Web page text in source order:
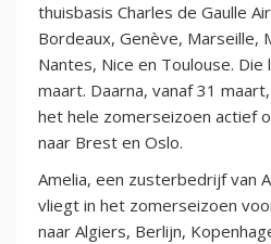
thuisbasis Charles de Gaulle
Bordeaux, Genève, Marseille,
Nantes, Nice en Toulouse.
maart. Daarna, vanaf 31
het hele zomerseizoen actief
naar Brest en Oslo.
Amelia, een zusterbedrijf van
vliegt in het zomerseizoen
naar Algiers, Berlijn,